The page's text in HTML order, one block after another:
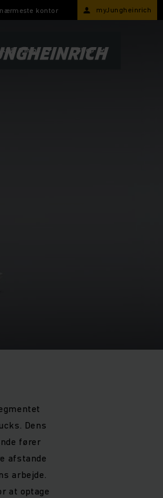
kontor myJungheinrich
& Om os Shop
Dens
fører
afstande
arbejde.
at optage